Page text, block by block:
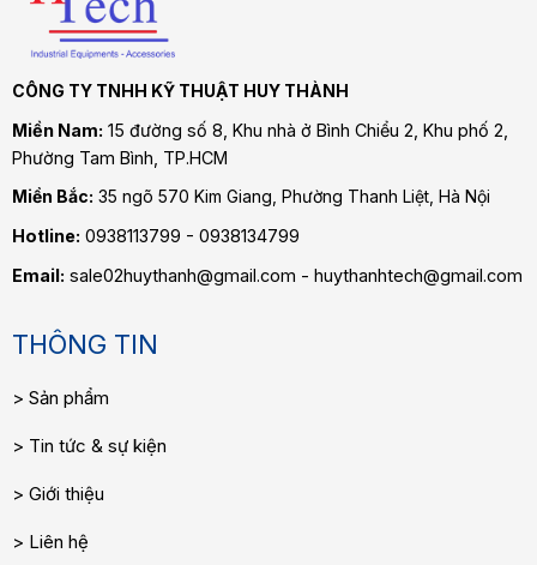
CÔNG TY TNHH KỸ THUẬT HUY THÀNH
Miền Nam: 15 đường số 8, Khu nhà ở Bình Chiểu 2, Khu phố 2,
Phường Tam Bình , TP.HCM
Miền Bắc: 35 ngõ 570 Kim Giang, Phường Thanh Liệt, Hà Nội
Hotline: 0938113799 - 0938134799
Email: sale02huythanh@gmail.com - huythanhtech@gmail.com
THÔNG TIN
Sản phẩm
Tin tức & sự kiện
Giới thiệu
Liên hệ